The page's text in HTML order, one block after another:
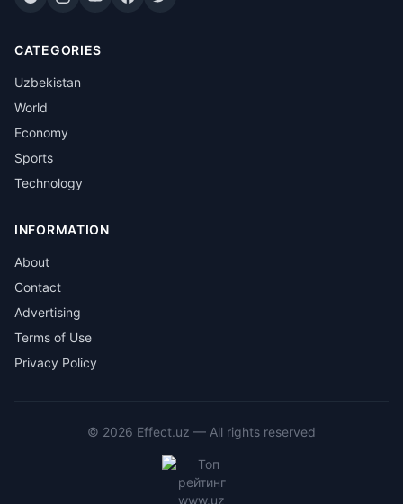
CATEGORIES
Uzbekistan
World
Economy
Sports
Technology
INFORMATION
About
Contact
Advertising
Terms of Use
Privacy Policy
© 2026 Effect.uz — All rights reserved